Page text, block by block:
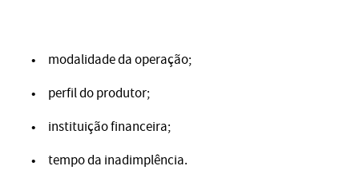
modalidade da operação;
perfil do produtor;
instituição financeira;
tempo da inadimplência.